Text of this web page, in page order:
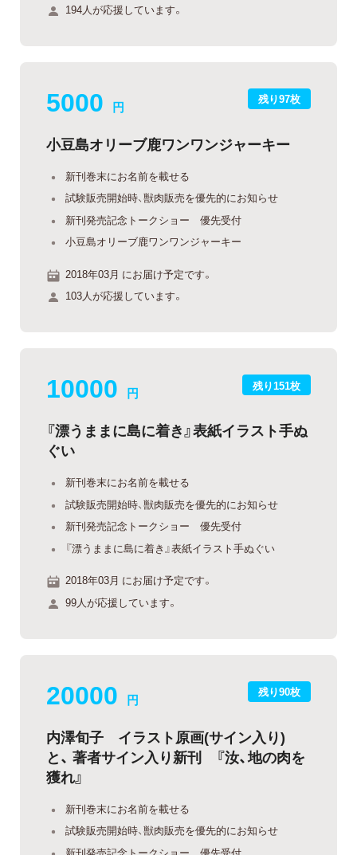
194人が応援しています。
残り97枚
5000 円
小豆島オリーブ鹿ワンワンジャーキー
新刊巻末にお名前を載せる
試験販売開始時、獣肉販売を優先的にお知らせ
新刊発売記念トークショー 優先受付
小豆島オリーブ鹿ワンワンジャーキー
2018年03月 にお届け予定です。
103人が応援しています。
残り151枚
10000 円
『漂うままに島に着き』表紙イラスト手ぬ
ぐい
新刊巻末にお名前を載せる
試験販売開始時、獣肉販売を優先的にお知らせ
新刊発売記念トークショー 優先受付
『漂うままに島に着き』表紙イラスト手ぬぐい
2018年03月 にお届け予定です。
99人が応援しています。
残り90枚
20000 円
内澤旬子 イラスト原画(サイン入り)
と、 著者サイン入り新刊 『汝、地の肉を
獲れ』
新刊巻末にお名前を載せる
試験販売開始時、獣肉販売を優先的にお知らせ
新刊発売記念トークショー 優先受付